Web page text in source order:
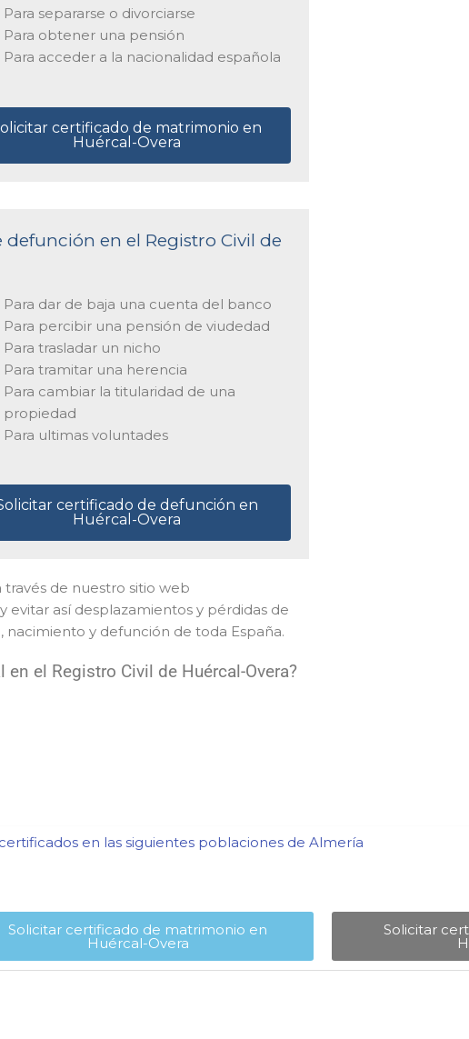
Para separarse o divorciarse
Para obtener una pensión
Para acceder a la nacionalidad española
certificado de matrimonio en
Huércal-Overa
en el Registro Civil de
Para dar de baja una cuenta del banco
Para percibir una pensión de viudedad
Para trasladar un nicho
Para tramitar una herencia
Para cambiar la titularidad de una
propiedad
Para ultimas voluntades
certificado de defunción en
Huércal-Overa
de nuestro sitio web
evitar así desplazamientos y pérdidas de
y defunción de toda España.
el Registro Civil de Huércal-Overa?
en las siguientes poblaciones de Almería​
Solicitar certificado de matrimonio en
Huércal-Overa​
Solicitar